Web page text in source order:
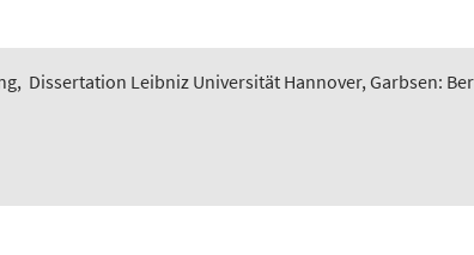
, Dissertation Leibniz Universität Hannover, Garbsen: